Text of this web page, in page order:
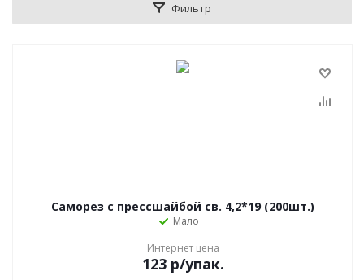
Фильтр
Саморез с прессшайбой св. 4,2*19 (200шт.)
Мало
Интернет цена
123р/упак.